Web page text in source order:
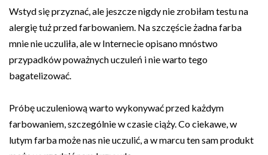
Wstyd się przyznać, ale jeszcze nigdy nie zrobiłam testu na
alergię tuż przed farbowaniem. Na szczęście żadna farba
mnie nie uczuliła, ale w Internecie opisano mnóstwo
przypadków poważnych uczuleń i nie warto tego
bagatelizować.
Próbę uczuleniową warto wykonywać przed każdym
farbowaniem, szczególnie w czasie ciąży. Co ciekawe, w
lutym farba może nas nie uczulić, a w marcu ten sam produkt